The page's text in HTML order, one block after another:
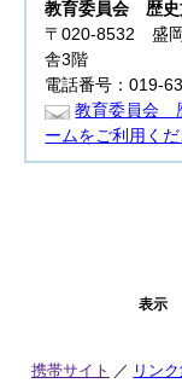
教育委員会 歴
〒020-8532 盛
舎3階
電話番号：019-
教育委員会
ームをご利用くだ
表示
携帯サイト リン